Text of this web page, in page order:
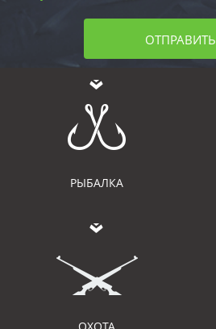
ОТПРАВИТЬ
РЫБАЛКА